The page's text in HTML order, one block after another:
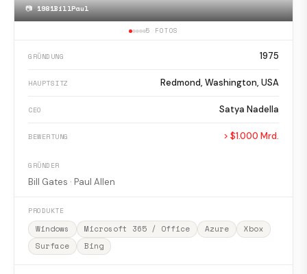
📷1981BillPaul
5 FOTOS
GRÜNDUNG 1975
HAUPTSITZ Redmond, Washington, USA
CEO Satya Nadella
BEWERTUNG > $1.000 Mrd.
GRÜNDER
Bill Gates · Paul Allen
PRODUKTE
Windows Microsoft 365 / Office Azure
Xbox
Surface
Bing